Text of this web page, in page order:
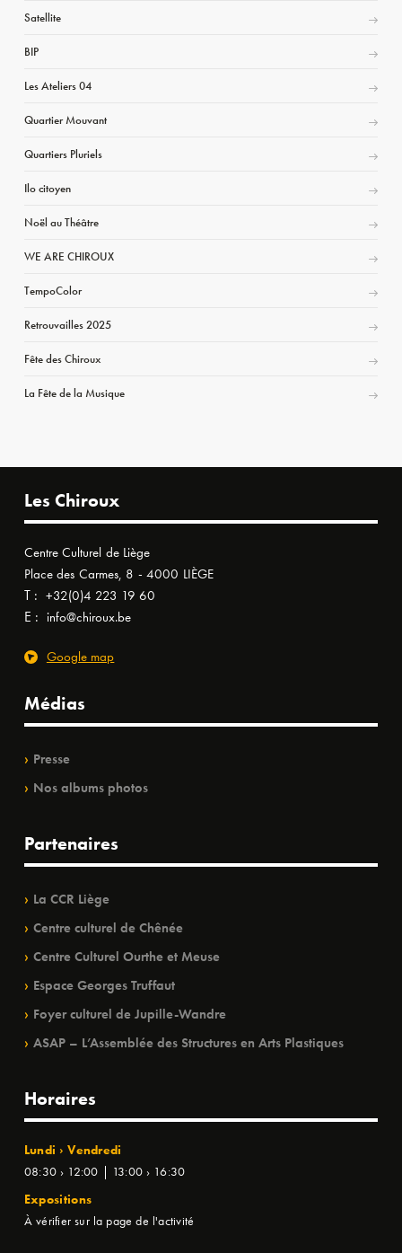
Satellite
BIP
Les Ateliers 04
Quartier Mouvant
Quartiers Pluriels
Ilo citoyen
Noël au Théâtre
WE ARE CHIROUX
TempoColor
Retrouvailles 2025
Fête des Chiroux
La Fête de la Musique
Les Chiroux
Centre Culturel de Liège
Place des Carmes, 8 - 4000 LIÈGE
T : +32(0)4 223 19 60
E : info@chiroux.be
Google map
Médias
Presse
Nos albums photos
Partenaires
La CCR Liège
Centre culturel de Chênée
Centre Culturel Ourthe et Meuse
Espace Georges Truffaut
Foyer culturel de Jupille-Wandre
ASAP – L’Assemblée des Structures en Arts Plastiques
Horaires
Lundi › Vendredi
08:30 › 12:00 | 13:00 › 16:30
Expositions
À vérifier sur la page de l'activité